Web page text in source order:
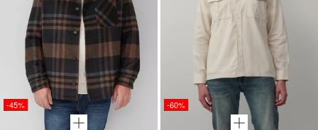
-45% -60%